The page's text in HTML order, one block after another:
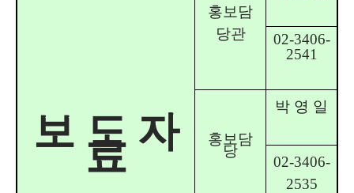
보 도 자
료
홍보담
당관
02-3406-
2541
홍보담
당
박 영 일
02-3406-
2535